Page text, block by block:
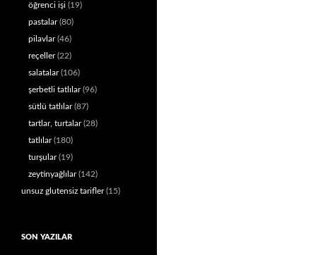
öğrenci işi (19)
pastalar(80)
pilavlar(46)
reçeller(22)
salatalar(106)
şerbetli tatlılar(96)
sütlü tatlılar(87)
tartlar, turtalar(28)
tatlılar(180)
turşular(19)
zeytinyağlılar(142)
unsuz glutensiz tarifler(15)
SON YAZILAR